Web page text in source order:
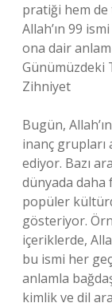
pratiği hem de
Allah’ın 99
ona dair
Günümüzdeki
Zihniyet
Bugün,
inanç grupları
ediyor. Bazı
dünyada daha
popüler
gösteriyor.
içeriklerde,
bu ismi her
anlamla
kimlik ve dil